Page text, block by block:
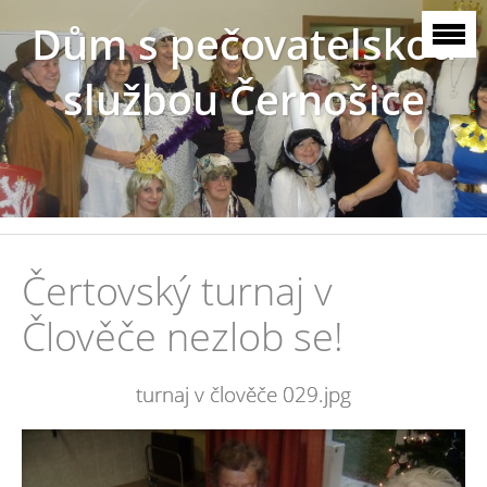
Dům s pečovatelskou
službou Černošice
Čertovský turnaj v
Člověče nezlob se!
turnaj v člověče 029.jpg